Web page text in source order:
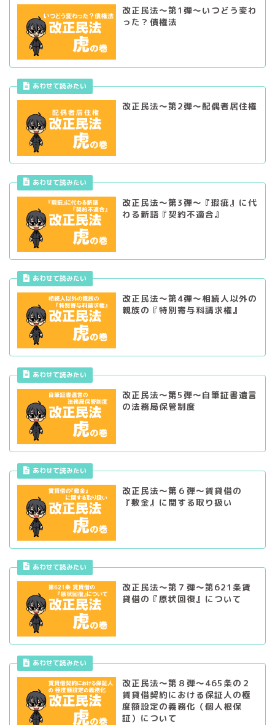
改正民法～第1弾～いつどう変わ
った？債権法
あわせて読みたい
改正民法～第2弾～配偶者居住権
あわせて読みたい
改正民法～第3弾～『瑕疵』に代
わる新語『契約不適合』
あわせて読みたい
改正民法～第4弾～相続人以外の
親族の『特別寄与料請求権』
あわせて読みたい
改正民法～第5弾～自筆証書遺言
の法務局保管制度
あわせて読みたい
改正民法～第６弾～賃貸借の
『敷金』に関する取り扱い
あわせて読みたい
改正民法～第７弾～第621条賃
貸借の『原状回復』について
あわせて読みたい
改正民法～第８弾～465条の２
賃貸借契約における保証人の極
度額設定の義務化（個人根保
証）について